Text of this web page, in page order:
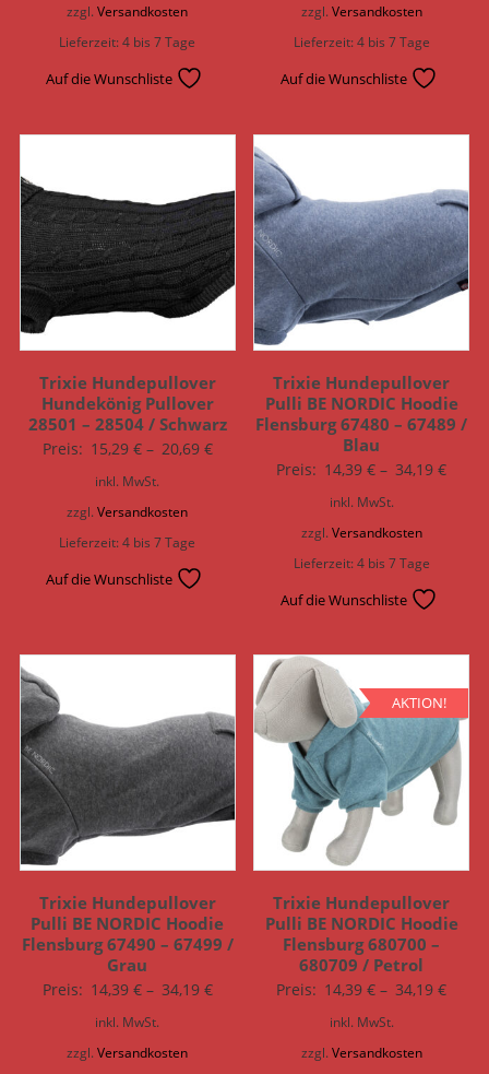
zzgl.Versandkosten
Lieferzeit:4 bis 7 Tage
Auf die Wunschliste
zzgl. Versandkosten
Lieferzeit:4 bis 7 Tage
Auf die Wunschliste
Trixie Hundepullover
Hundekönig Pullover
28501 – 28504 / Schwarz
Preis: 15,29 €– 20,69 €
inkl. MwSt.
zzgl.Versandkosten
Lieferzeit:4 bis 7 Tage
Auf die Wunschliste
Trixie Hundepullover
Pulli BE NORDIC Hoodie
Flensburg 67480 – 67489 /
Blau
Preis: 14,39€ – 34,19€
inkl. MwSt.
zzgl. Versandkosten
Lieferzeit:4 bis 7 Tage
Auf die Wunschliste
Trixie Hundepullover
Pulli BE NORDIC Hoodie
Flensburg 67490 – 67499 /
Grau
Preis: 14,39 €– 34,19 €
inkl. MwSt.
zzgl.Versandkosten
AKTION!
Trixie Hundepullover
Pulli BE NORDIC Hoodie
Flensburg 680700 –
680709 / Petrol
Preis: 14,39€ – 34,19€
inkl. MwSt.
zzgl.Versandkosten